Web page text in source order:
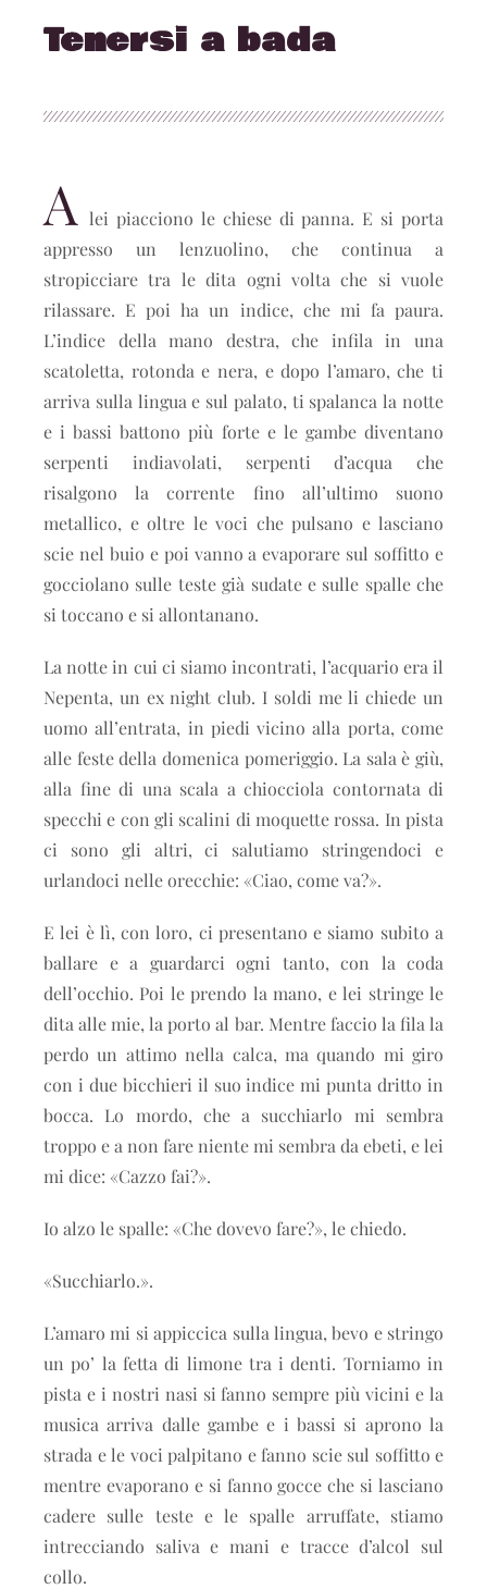
Tenersi a bada
A lei piacciono le chiese di panna. E si porta
appresso un lenzuolino, che continua a
stropicciare tra le dita ogni volta che si vuole
rilassare. E poi ha un indice, che mi fa paura.
L’indice della mano destra, che infila in una
scatoletta, rotonda e nera, e dopo l’amaro, che ti
arriva sulla lingua e sul palato, ti spalanca la notte
e i bassi battono più forte e le gambe diventano
serpenti indiavolati, serpenti d’acqua che
risalgono la corrente fino all’ultimo suono
metallico, e oltre le voci che pulsano e lasciano
scie nel buio e poi vanno a evaporare sul soffitto e
gocciolano sulle teste già sudate e sulle spalle che
si toccano e si allontanano.
La notte in cui ci siamo incontrati, l’acquario era il
Nepenta, un ex night club. I soldi me li chiede un
uomo all’entrata, in piedi vicino alla porta, come
alle feste della domenica pomeriggio. La sala è giù,
alla fine di una scala a chiocciola contornata di
specchi e con gli scalini di moquette rossa. In pista
ci sono gli altri, ci salutiamo stringendoci e
urlandoci nelle orecchie: «Ciao, come va?».
E lei è lì, con loro, ci presentano e siamo subito a
ballare e a guardarci ogni tanto, con la coda
dell’occhio. Poi le prendo la mano, e lei stringe le
dita alle mie, la porto al bar. Mentre faccio la fila la
perdo un attimo nella calca, ma quando mi giro
con i due bicchieri il suo indice mi punta dritto in
bocca. Lo mordo, che a succhiarlo mi sembra
troppo e a non fare niente mi sembra da ebeti, e lei
mi dice: «Cazzo fai?».
Io alzo le spalle: «Che dovevo fare?», le chiedo.
«Succhiarlo.».
L’amaro mi si appiccica sulla lingua, bevo e stringo
un po’ la fetta di limone tra i denti. Torniamo in
pista e i nostri nasi si fanno sempre più vicini e la
musica arriva dalle gambe e i bassi si aprono la
strada e le voci palpitano e fanno scie sul soffitto e
mentre evaporano e si fanno gocce che si lasciano
cadere sulle teste e le spalle arruffate, stiamo
intrecciando saliva e mani e tracce d’alcol sul
collo.